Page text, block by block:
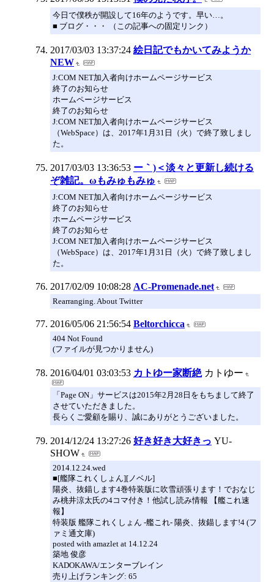
今日で僕秩が開設して16年のようです。早い…。
■ ブログ・・・ （この記事への固定リンク）
2017/03/03 13:37:24 絵日記でもかいてみようか
NEW
J:COM NET加入者向けホームページサービス
終了のお知らせ
ホームページサービス
終了のお知らせ
J:COM NET加入者向けホームページサービス
（WebSpace）は、2017年1月31日（火）で終了致しまし
た。
2017/03/03 13:36:53 ー｀)＜淡々と更新し続ける
ぞ雑記。ωもみゅもみゅ
J:COM NET加入者向けホームページサービス
終了のお知らせ
ホームページサービス
終了のお知らせ
J:COM NET加入者向けホームページサービス
（WebSpace）は、2017年1月31日（火）で終了致しまし
た。
2017/02/09 10:08:28 AC-Promenade.net
Rearranging. About Twitter
2016/05/06 21:56:54 Beltorchicca
404 Not Found
(ファイルが見つかりません)
2016/04/01 03:03:53 カトゆー家断絶 カトゆー
「Page ON」サービスは2015年2月28日をもちまして終了
させていただきました。
長らくご愛顧を賜り、誠にありがとうございました。
2014/12/24 13:27:26 好き好き大好きっ YU-
SHOW
2014.12.24.wed
■[艦隊これくしょん][ノベル]
陽炎、抜錨します4巻特装版に吹雪頑張ります！でおなじ
み桃井涼太氏の4コマ付き！他試し読み情報 【艦これ速
報】
特装版 艦隊これくしょん -艦これ- 陽炎、抜錨します!4 (フ
ァミ通文庫)
posted with amazlet at 14.12.24
築地 俊彦
KADOKAWA/エンターブレイン
売り上げランキング: 65